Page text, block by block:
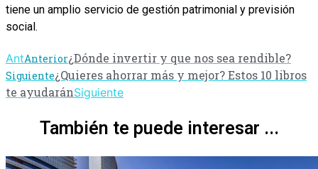
tiene un amplio servicio de gestión patrimonial y previsión
social.
AntAnterior¿Dónde invertir y que nos sea rendible?
Siguiente¿Quieres ahorrar más y mejor? Estos 10 libros
te ayudaránSiguiente
También te puede interesar ...